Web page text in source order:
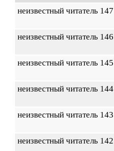
неизвестный читатель 147
неизвестный читатель 146
неизвестный читатель 145
неизвестный читатель 144
неизвестный читатель 143
неизвестный читатель 142